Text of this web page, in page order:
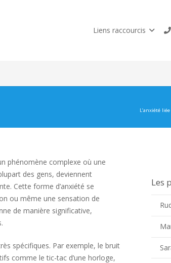
Liens raccourcis
L’anxiété
phénomène complexe où une
des gens, deviennent
Cette forme d’anxiété se
ou même une sensation de
de manière significative,
spécifiques. Par exemple, le bruit
comme le tic-tac d’une horloge,
Les